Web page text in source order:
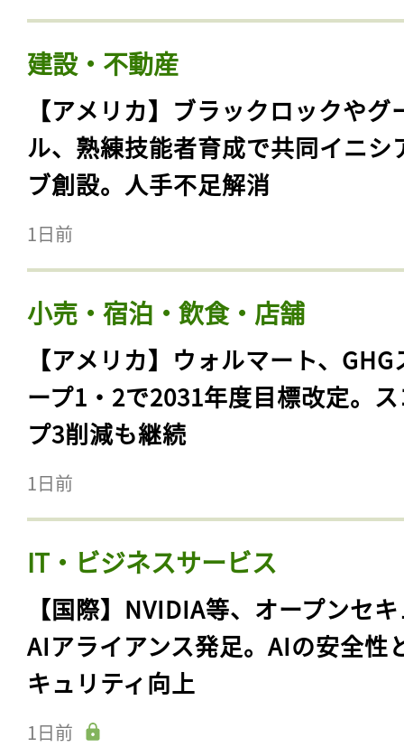
建設・不動産
【アメリカ】ブラックロックやグ
ル、熟練技能者育成で共同イニシ
ブ創設。人手不足解消
1日前
小売・宿泊・飲食・店舗
【アメリカ】ウォルマート、GHG
ープ1・2で2031年度目標改定。
プ3削減も継続
1日前
IT・ビジネスサービス
【国際】NVIDIA等、オープンセ
AIアライアンス発足。AIの安全性
キュリティ向上
1日前